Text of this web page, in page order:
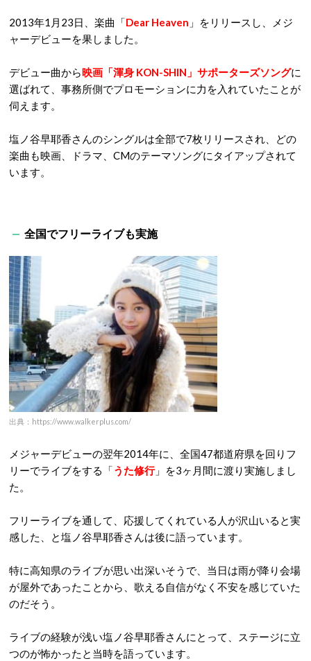
2013年1月23日、楽曲「Dear Heaven 」をリリースし、メジ
ャーデビューを果しました。
デビュー曲から映画「渾身 KON-SHIN」サポーターズソングに
選ばれて、事務所側でプロモーションに力を入れていたことが
伺えます。
塩ノ谷早耶香さんのシングルは全部で7枚リリースされ、どの
楽曲も映画、ドラマ、CMのテーマソングにタイアップされて
います。
全国でフリーライブも実施
出典：https://www.walkerplus.com/
メジャーデビューの翌年2014年に、全国47都道府県を回りフ
リーでライブをする「うた修行」を3ヶ月間に渡り実施しまし
た。
フリーライブを通して、応援してくれている人が沢山いると実
感した、と塩ノ谷早耶香さんは後に語っています。
特に高知県のライブが思い出深いそうで、当日は雨が降り会場
が屋外であったことから、歌える自信がなく不安を感じていた
のだそう。
ライブの経験が浅い塩ノ谷早耶香さんにとって、ステージに立
つのが怖かったと当時を語っています。